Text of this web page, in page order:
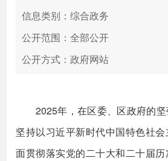
信息类别：综合政务
公开范围：全部公开
公开方式：政府网站
2025年，在区委、区政府的坚
坚持以习近平新时代中国特色社
面贯彻落实党的二十大和二十届